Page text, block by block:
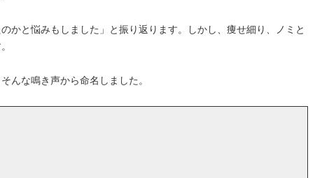
と悩みもしました」と振り返ります。しかし、痩せ細り、ノミと
な鳴き声から命名しました。